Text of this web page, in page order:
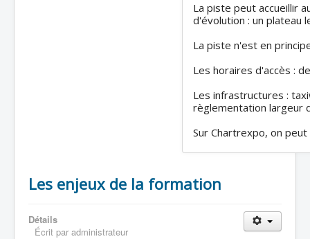
La piste peut accueillir
d'évolution : un plateau
La piste n'est en
Les horaires d'accès :
Les infrastructures :
règlementation largeur
Sur Chartrexpo, on
Les enjeux de la formation
Détails
Écrit par administrateur